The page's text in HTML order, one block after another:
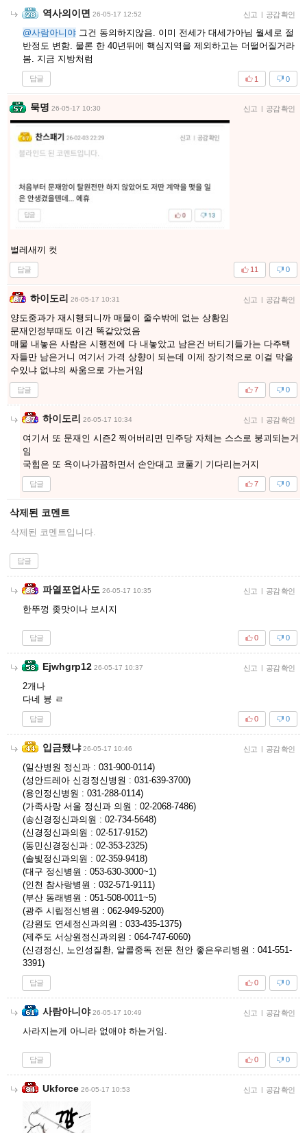
역사의이면 26-05-17 12:52 신고 공감 확인
@사람아니야 그건 동의하지않음. 이미 전세가 대세가아님 월세로 절
반정도 변함. 물론 한 40년뒤에 핵심지역을 제외하고는 더떨어질거라
봄. 지금 지방처럼
답글 0
1
묵명 26-05-17 10:30 신고 공감 확인
벌레새끼 컷
답글 0
11
하이도리 26-05-17 10:31 신고 | 공감 확인
양도중과가 재시행되니까 매물이 줄수밖에 없는 상황임
문재인정부때도 이건 똑같았었음
매물 내놓은 사람은 시행전에 다 내놓았고 남은건 버티기들가는 다주택
자들만 남은거니 여기서 가격 상향이 되는데 이제 장기적으로 이걸 막을
수있냐 없냐의 싸움으로 가는거임
답글 0
7
하이도리 26-05-17 10:34 신고 | 공감 확인
여기서 또 문재인 시즌2 찍어버리면 민주당 자체는 스스로 붕괴되는거
임
국힘은 또 욕이나가끔하면서 손안대고 코풀기 기다리는거지
답글 0
7
삭제된 코멘트
삭제된 코멘트입니다.
답글
파열포업사도 26-05-17 10:35 신고 | 공감 확인
한뚜껑 좆맛이나 보시지
답글 0
0
Ejwhgrp12 26-05-17 10:37 신고 | 공감 확인
2개나
다네 븅 ㄹ
답글 0
0
입금됐냐 26-05-17 10:46 신고 | 공감 확인
(일산병원 정신과 : 031-900-0114)
(성안드레아 신경정신병원 : 031-639-3700)
(용인정신병원 : 031-288-0114)
(가족사랑 서울 정신과 의원 : 02-2068-7486)
(송신경정신과의원 : 02-734-5648)
(신경정신과의원 : 02-517-9152)
(동민신경정신과 : 02-353-2325)
(솔빛정신과의원 : 02-359-9418)
(대구 정신병원 : 053-630-3000~1)
(인천 참사랑병원 : 032-571-9111)
(부산 동래병원 : 051-508-0011~5)
(광주 시립정신병원 : 062-949-5200)
(강원도 연세정신과의원 : 033-435-1375)
(제주도 서상원정신과의원 : 064-747-6060)
(신경정신, 노인성질환, 알콜중독 전문 천안 좋은우리병원 : 041-551-
3391)
답글 0
0
사람아니야 26-05-17 10:49 신고 | 공감 확인
사라지는게 아니라 없애야 하는거임.
답글 0
0
Ukforce 26-05-17 10:53 신고 | 공감 확인